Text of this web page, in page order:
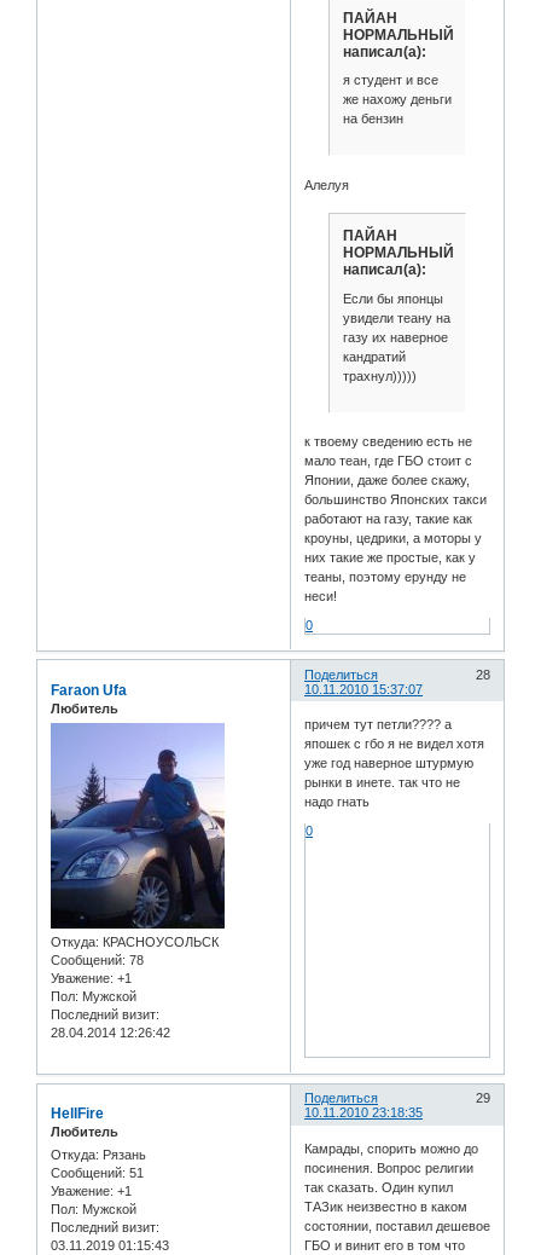
ПАЙАН
НОРМАЛЬНЫЙ
написал(а):
я студент и все
же нахожу деньги
на бензин
Алелуя
ПАЙАН
НОРМАЛЬНЫЙ
написал(а):
Если бы японцы
увидели теану на
газу их наверное
кандратий
трахнул)))))
к твоему сведению есть не
мало теан, где ГБО стоит с
Японии, даже более скажу,
большинство Японских такси
работают на газу, такие как
кроуны, цедрики, а моторы у
них такие же простые, как у
теаны, поэтому ерунду не
неси!
0
Поделиться
28
10.11.2010 15:37:07
Faraon Ufa
Любитель
Откуда: КРАСНОУСОЛЬСК
Сообщений: 78
Уважение: +1
Пол: Мужской
Последний визит:
28.04.2014 12:26:42
причем тут петли???? а
япошек с гбо я не видел хотя
уже год наверное штурмую
рынки в инете. так что не
надо гнать
0
Поделиться
29
10.11.2010 23:18:35
HellFire
Любитель
Откуда: Рязань
Сообщений: 51
Уважение: +1
Пол: Мужской
Последний визит:
03.11.2019 01:15:43
Камрады, спорить можно до
посинения. Вопрос религии
так сказать. Один купил
ТАЗик неизвестно в каком
состоянии, поставил дешевое
ГБО и винит его в том что